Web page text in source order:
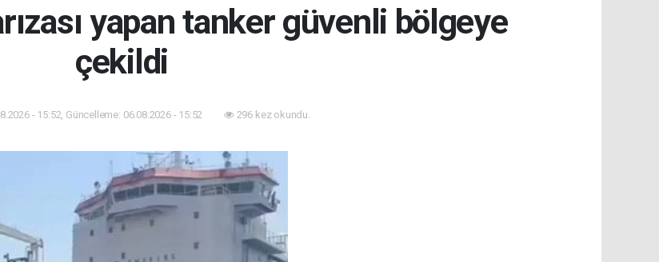
yapan tanker güvenli bölgeye
çekildi
- 15:52, Güncelleme: 06.08.2026 - 15:52 296 kez okundu.